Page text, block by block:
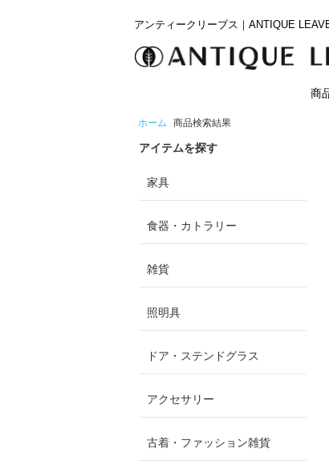
アンティークリーブス｜ANTIQUE
商
ホーム 商品検索結果
アイテムを探す
家具
食器・カトラリー
雑貨
照明具
ドア・ステンドグラス
アクセサリー
古着・ファッション雑貨